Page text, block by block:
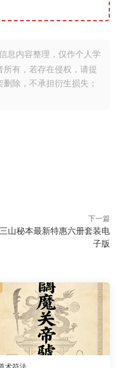
息内容整理，仅作个人学
有，若存在侵权，请提
除，不承担衍生损失；
下一篇
山秘本最新特惠六册套装电
子版